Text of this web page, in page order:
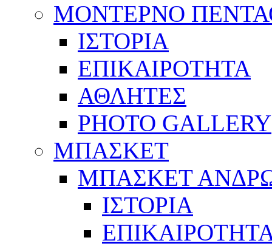
ΜΟΝΤΕΡΝΟ
ΙΣΤΟΡΙΑ
ΕΠΙΚΑΙΡΟΤΗΤΑ
ΑΘΛΗΤΕΣ
PHOTO GALLERY
ΜΠΑΣΚΕΤ
ΜΠΑΣΚΕΤ
ΙΣΤΟΡΙΑ